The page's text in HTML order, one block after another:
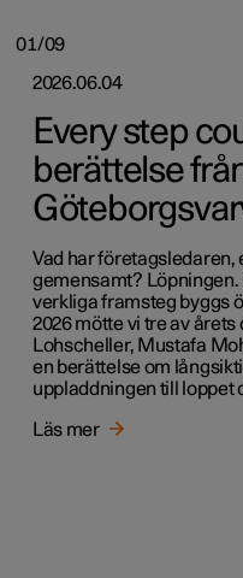
01/09
2026.06.04
Every step
berättelse
Vad har
gemensamt?
verkliga framsteg byggs
2026 mötte vi tre av
Lohscheller, Mustafa
en berättelse om
uppladdningen till loppet
Läs mer